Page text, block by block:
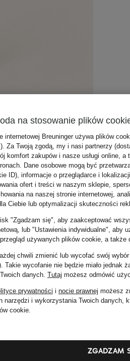
na stosowanie plików
internetowej Breuninger używa plików
Za Twoją zgodą, my i nasi partnerzy
komfort zakupów i nasze usługi online,
Dane osobowe mogą być
ID), informacje o przeglądarce i
ofert i treści w naszym sklepie,
na naszej stronie internetowej,
Ciebie lub optymalizacji skuteczności
"Zgadzam się", aby zaakceptować
lub "Ustawienia indywidualne", aby
używanych plików cookie, a także
chwili zmienić lub wycofać swój
Takie wycofanie nie będzie miało jednak
danych. Tutaj możesz odmówić
prywatności i nocie prawnej możesz
narzędzi i wykorzystania Twoich danych,
cookie.
ZGADZAM